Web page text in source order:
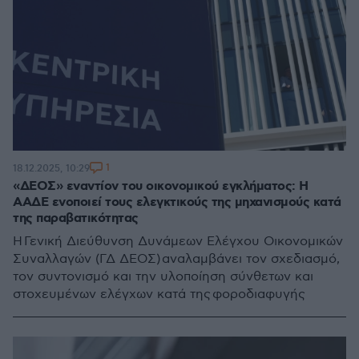
«ΔΕΟΣ» εναντίον του οικονομικού εγκλήματος: Η
ΑΑΔΕ ενοποιεί τους ελεγκτικούς της μηχανισμούς κατά
της παραβατικότητας
Η Γενική Διεύθυνση Δυνάμεων Ελέγχου Οικονομικών
Συναλλαγών (ΓΔ ΔΕΟΣ) αναλαμβάνει τον σχεδιασμό,
τον συντονισμό και την υλοποίηση σύνθετων και
στοχευμένων ελέγχων κατά της φοροδιαφυγής
18.12.2025, 10:29 1